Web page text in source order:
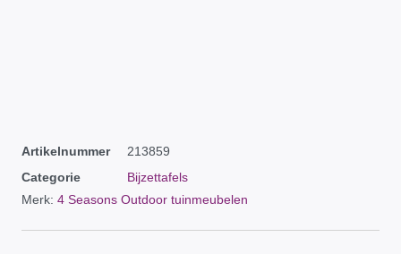
Artikelnummer
213859
Categorie
Bijzettafels
Merk: 4 Seasons Outdoor tuinmeubelen